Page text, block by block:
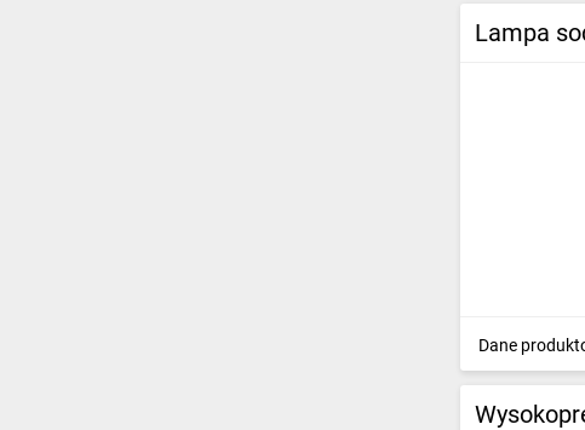
Lampa
Dane